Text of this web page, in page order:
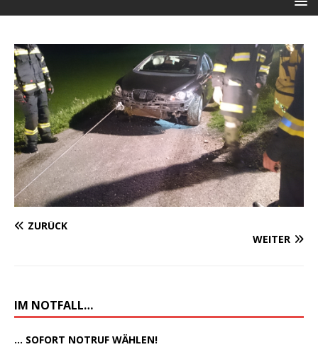
ZURÜCK
WEITER
IM NOTFALL…
... SOFORT NOTRUF WÄHLEN!